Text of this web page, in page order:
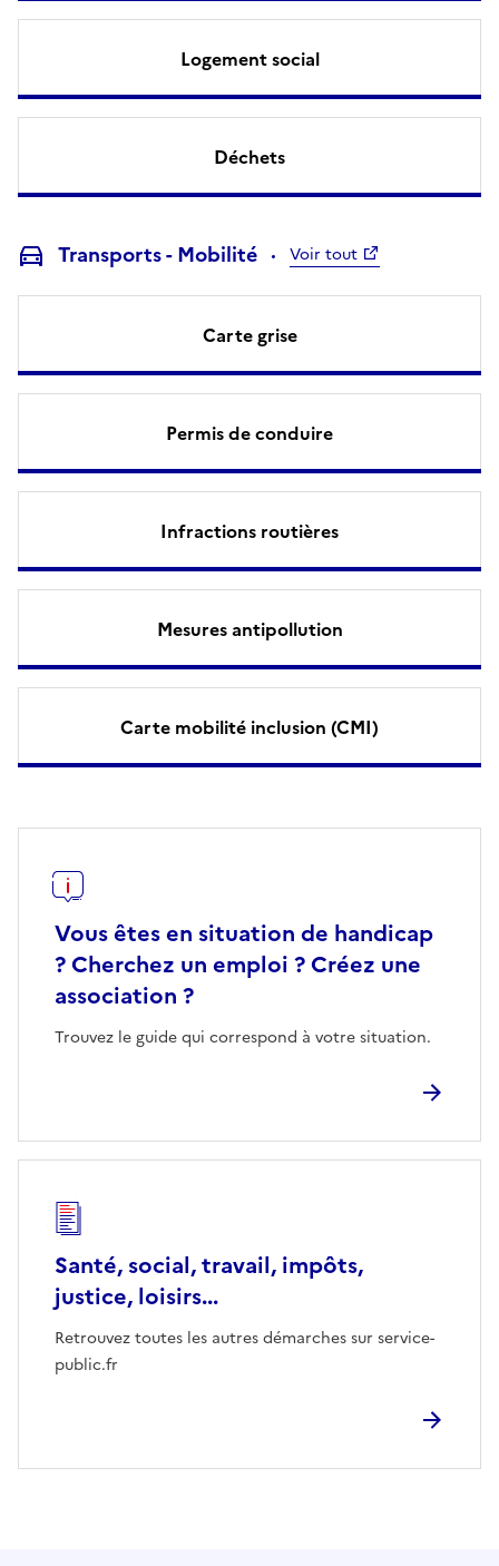
Logement social
Déchets
Transports - Mobilité Voir tout
Carte grise
Permis de conduire
Infractions routières
Mesures antipollution
Carte mobilité inclusion (CMI)
Vous êtes en situation de handicap
? Cherchez un emploi ? Créez une
association ?
Trouvez le guide qui correspond à votre situation.
Santé, social, travail, impôts,
justice, loisirs...
Retrouvez toutes les autres démarches sur service-
public.fr